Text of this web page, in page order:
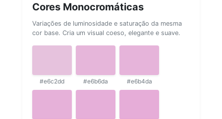
Cores Monocromáticas
Variações de luminosidade e saturação da mesma
cor base. Cria um visual coeso, elegante e suave.
#e6c2dd #e6b6da #e6b4da